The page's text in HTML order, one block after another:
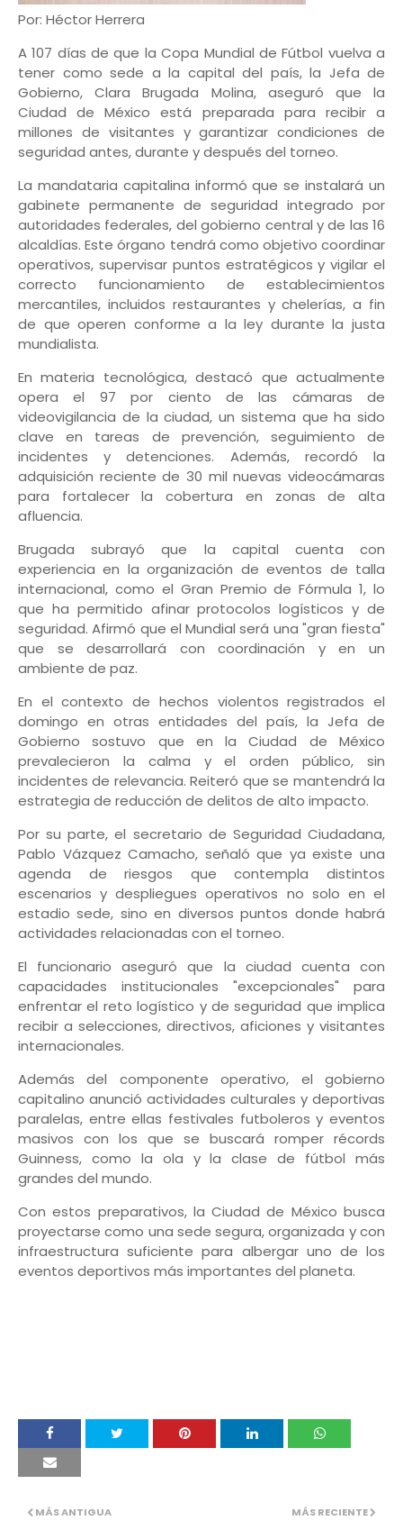
Por: Héctor Herrera
A 107 días de que la Copa Mundial de Fútbol vuelva a
tener como sede a la capital del país, la Jefa de
Gobierno, Clara Brugada Molina, aseguró que la
Ciudad de México está preparada para recibir a
millones de visitantes y garantizar condiciones de
seguridad antes, durante y después del torneo.
La mandataria capitalina informó que se instalará un
gabinete permanente de seguridad integrado por
autoridades federales, del gobierno central y de las 16
alcaldías. Este órgano tendrá como objetivo coordinar
operativos, supervisar puntos estratégicos y vigilar el
correcto funcionamiento de establecimientos
mercantiles, incluidos restaurantes y chelerías, a fin
de que operen conforme a la ley durante la justa
mundialista.
En materia tecnológica, destacó que actualmente
opera el 97 por ciento de las cámaras de
videovigilancia de la ciudad, un sistema que ha sido
clave en tareas de prevención, seguimiento de
incidentes y detenciones. Además, recordó la
adquisición reciente de 30 mil nuevas videocámaras
para fortalecer la cobertura en zonas de alta
afluencia.
Brugada subrayó que la capital cuenta con
experiencia en la organización de eventos de talla
internacional, como el Gran Premio de Fórmula 1, lo
que ha permitido afinar protocolos logísticos y de
seguridad. Afirmó que el Mundial será una "gran fiesta"
que se desarrollará con coordinación y en un
ambiente de paz.
En el contexto de hechos violentos registrados el
domingo en otras entidades del país, la Jefa de
Gobierno sostuvo que en la Ciudad de México
prevalecieron la calma y el orden público, sin
incidentes de relevancia. Reiteró que se mantendrá la
estrategia de reducción de delitos de alto impacto.
Por su parte, el secretario de Seguridad Ciudadana,
Pablo Vázquez Camacho, señaló que ya existe una
agenda de riesgos que contempla distintos
escenarios y despliegues operativos no solo en el
estadio sede, sino en diversos puntos donde habrá
actividades relacionadas con el torneo.
El funcionario aseguró que la ciudad cuenta con
capacidades institucionales "excepcionales" para
enfrentar el reto logístico y de seguridad que implica
recibir a selecciones, directivos, aficiones y visitantes
internacionales.
Además del componente operativo, el gobierno
capitalino anunció actividades culturales y deportivas
paralelas, entre ellas festivales futboleros y eventos
masivos con los que se buscará romper récords
Guinness, como la ola y la clase de fútbol más
grandes del mundo.
Con estos preparativos, la Ciudad de México busca
proyectarse como una sede segura, organizada y con
infraestructura suficiente para albergar uno de los
eventos deportivos más importantes del planeta.
MÁS RECIENTE
MÁS ANTIGUA